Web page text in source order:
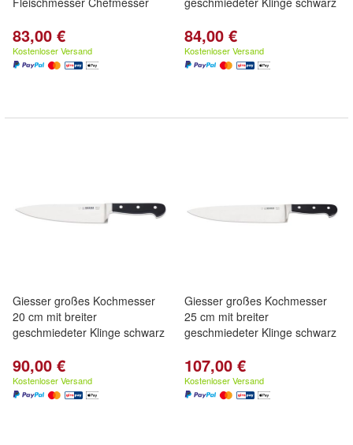
83,00 €
Kostenloser Versand
84,00 €
Kostenloser Versand
Giesser großes Kochmesser
20 cm mit breiter
geschmiedeter Klinge schwarz
90,00 €
Kostenloser Versand
Giesser großes Kochmesser
25 cm mit breiter
geschmiedeter Klinge schwarz
107,00 €
Kostenloser Versand